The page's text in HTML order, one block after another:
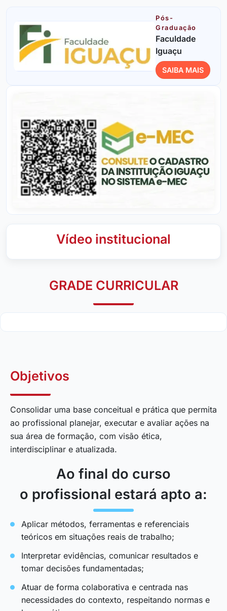
Pós-
Graduação
Faculdade
Iguaçu
SAIBA MAIS
Vídeo institucional
GRADE CURRICULAR
Objetivos
Consolidar uma base conceitual e prática que permita
ao profissional planejar, executar e avaliar ações na
sua área de formação, com visão ética,
interdisciplinar e atualizada.
Ao final do curso
o profissional estará apto a:
Aplicar métodos, ferramentas e referenciais
teóricos em situações reais de trabalho;
Interpretar evidências, comunicar resultados e
tomar decisões fundamentadas;
Atuar de forma colaborativa e centrada nas
necessidades do contexto, respeitando normas e